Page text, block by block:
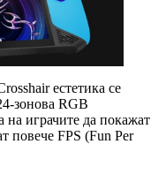
естетика се
зонова RGB
на играчите да покажат
повече FPS (Fun Per